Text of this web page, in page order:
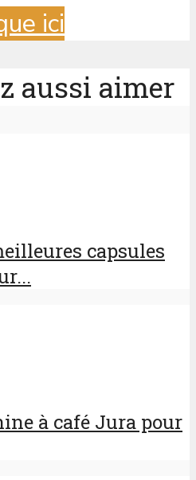
ici
aussi aimer
capsules
à café Jura pour